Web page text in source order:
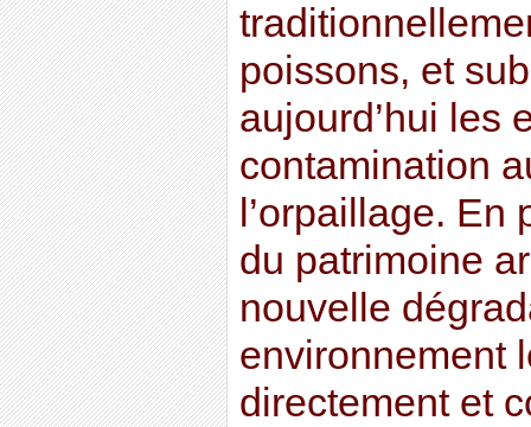
poissons, et
aujourd’hui les
contamination
l’orpaillage.
du patrimoine
nouvelle
environnement
directement et